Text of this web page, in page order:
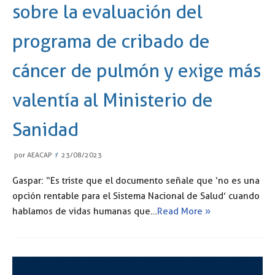
sobre la evaluación del
programa de cribado de
cáncer de pulmón y exige más
valentía al Ministerio de
Sanidad
por AEACAP 23/08/2023
Gaspar: “Es triste que el documento señale que ‘no es una
opción rentable para el Sistema Nacional de Salud’ cuando
hablamos de vidas humanas que…Read More »